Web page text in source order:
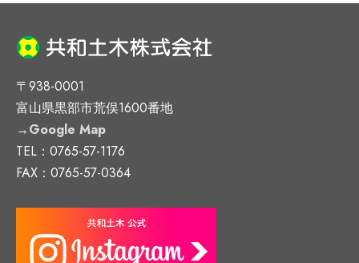
〒938-0001
富山県黒部市荒俣1600番地
→Google Map
TEL：0765-57-1176
FAX：0765-57-0364